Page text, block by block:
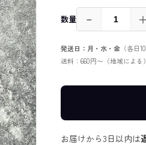
数量 － ＋
発送日：月・水・金（各日
送料：660円〜（地域による
お届けから3日以内は